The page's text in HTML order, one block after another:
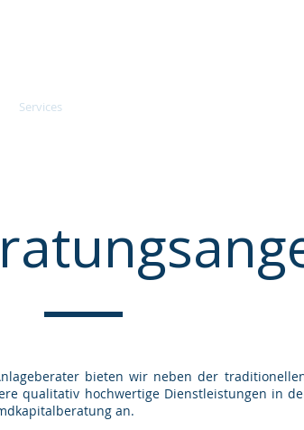
Services
About
bieten wir neben der
qualitativ hochwertige Dienstleistungen in
an.